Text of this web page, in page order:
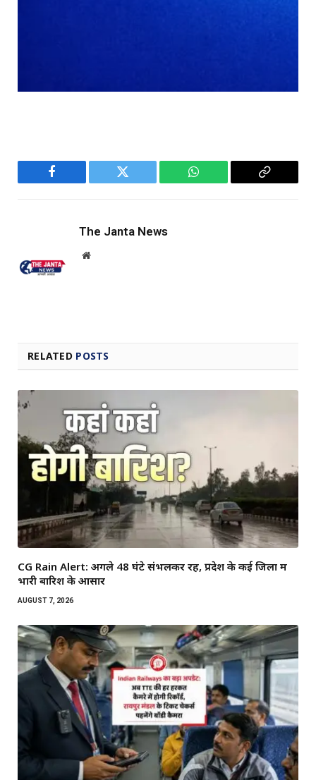
Facebook Twitter WhatsApp
Copy
The Janta News
Website
RELATED POSTS
CG Rain Alert: अगले 48 घंटे संभलकर रहें, प्रदेश के कई जिलों में
भारी बारिश के आसार
AUGUST 7, 2026